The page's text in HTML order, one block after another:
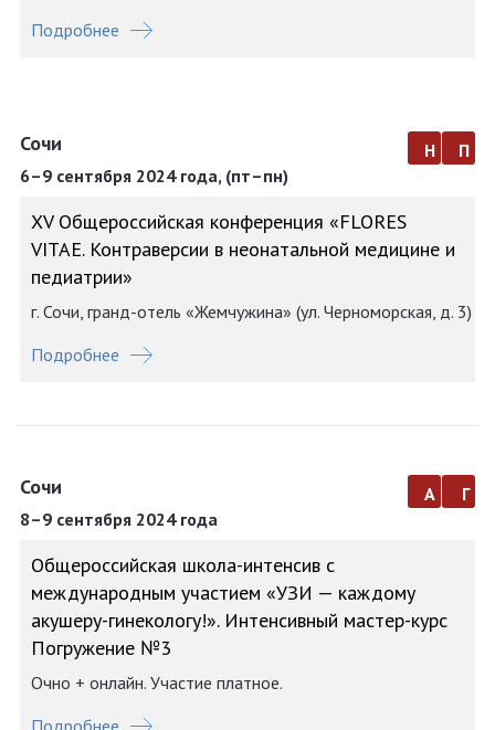
Подробнее
Сочи
6–9 сентября 2024 года, (пт–пн)
н п
XV Общероссийская конференция «FLORES
VITAE. Контраверсии в неонатальной медицине и
педиатрии»
г. Сочи, гранд-отель «Жемчужина» (ул. Черноморская, д. 3)
Подробнее
Сочи
8–9 сентября 2024 года
а г
Общероссийская школа-интенсив с
международным участием «УЗИ — каждому
акушеру-гинекологу!». Интенсивный мастер-курс
Погружение №3
Очно + онлайн. Участие платное.